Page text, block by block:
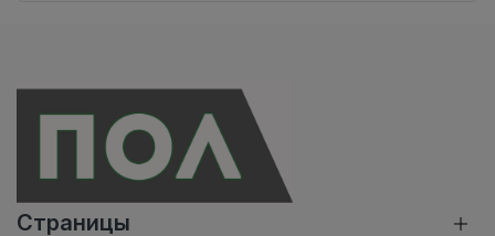
Страницы